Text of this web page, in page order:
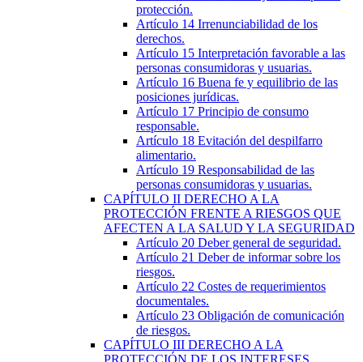
protección.
Artículo 14 Irrenunciabilidad de los
derechos.
Artículo 15 Interpretación favorable a las
personas consumidoras y usuarias.
Artículo 16 Buena fe y equilibrio de las
posiciones jurídicas.
Artículo 17 Principio de consumo
responsable.
Artículo 18 Evitación del despilfarro
alimentario.
Artículo 19 Responsabilidad de las
personas consumidoras y usuarias.
CAPÍTULO II DERECHO A LA
PROTECCIÓN FRENTE A RIESGOS QUE
AFECTEN A LA SALUD Y LA SEGURIDAD
Artículo 20 Deber general de seguridad.
Artículo 21 Deber de informar sobre los
riesgos.
Artículo 22 Costes de requerimientos
documentales.
Artículo 23 Obligación de comunicación
de riesgos.
CAPÍTULO III DERECHO A LA
PROTECCIÓN DE LOS INTERESES